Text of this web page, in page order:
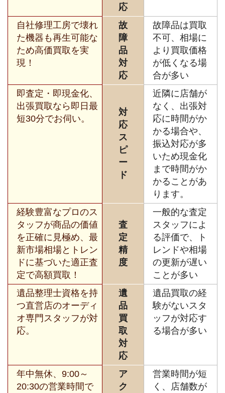
応
自社修理工房で壊れ
た機器も再生可能な
ため高価買取を実
現！
故
障
品
対
応
故障品は買取
不可、相場に
より買取価格
が低くなる場
合が多い
即査定・即現金化、
出張買取なら即日最
短30分でお伺い。
対
応
ス
ピ
ー
ド
近隣に店舗が
なく、出張対
応に時間がか
かる場合や、
振込対応が多
いため現金化
まで時間がか
かることがあ
ります。
経験豊富なプロのス
タッフが商品の価値
を正確に見極め、最
新市場相場とトレン
ドに基づいた適正査
定で高額買取！
査
定
精
度
一般的な査定
スタッフによ
る評価で、ト
レンドや相場
の更新が遅い
ことが多い
遺品整理士資格を持
つ直営店のオーディ
オ専門スタッフが対
応。
遺
品
買
取
対
応
遺品買取の経
験がないスタ
ッフが対応す
る場合が多い
年中無休、9:00～
20:30の営業時間で
ア
ク
営業時間が短
く、店舗数が